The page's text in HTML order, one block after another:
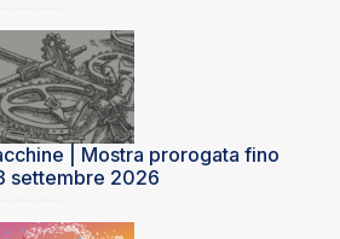
| Mostra prorogata fino
settembre 2026